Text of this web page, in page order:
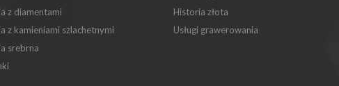
z diamentami
z kamieniami szlachetnymi
srebrna
Historia złota
Usługi grawerowania